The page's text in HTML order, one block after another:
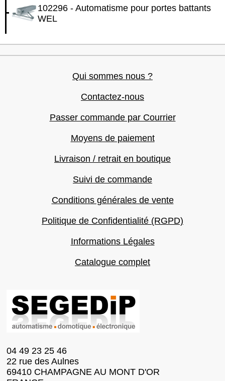
102296 - Automatisme pour portes battants
WEL
Qui sommes nous ?
Contactez-nous
Passer commande par Courrier
Moyens de paiement
Livraison / retrait en boutique
Suivi de commande
Conditions générales de vente
Politique de Confidentialité (RGPD)
Informations Légales
Catalogue complet
04 49 23 25 46
22 rue des Aulnes
69410 CHAMPAGNE AU MONT D'OR